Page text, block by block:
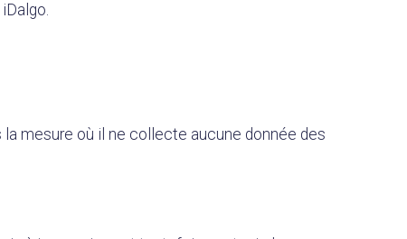
mesure où il ne collecte aucune donnée des